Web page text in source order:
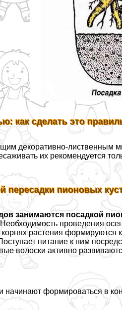
как сделать это
декоративно-лиственным
их рекомендуется
пересадки пионовых
занимаются посадкой
Необходимость проведения
растения формируются
питание к ним
волоски активно
начинают формироваться в